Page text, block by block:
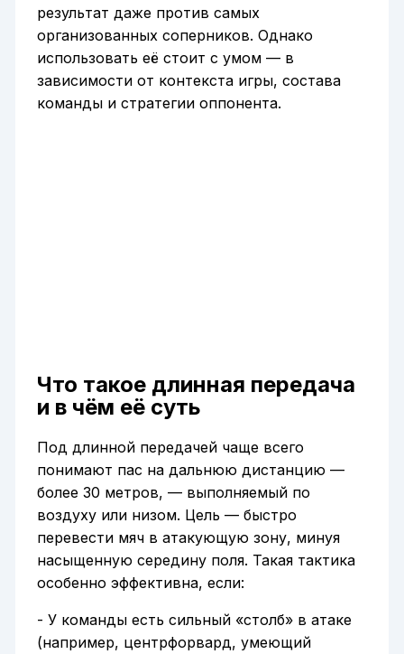
результат даже против самых
организованных соперников. Однако
использовать её стоит с умом — в
зависимости от контекста игры, состава
команды и стратегии оппонента.
Что такое длинная передача
и в чём её суть
Под длинной передачей чаще всего
понимают пас на дальнюю дистанцию —
более 30 метров, — выполняемый по
воздуху или низом. Цель — быстро
перевести мяч в атакующую зону, минуя
насыщенную середину поля. Такая тактика
особенно эффективна, если:
- У команды есть сильный «столб» в атаке
(например, центрфорвард, умеющий